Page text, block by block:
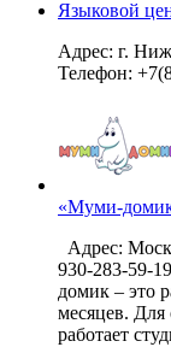
Языковой
Адрес: г.
Телефон:
«Муми-
Адрес:
930-283-59-
домик – это
месяцев. Для
работает